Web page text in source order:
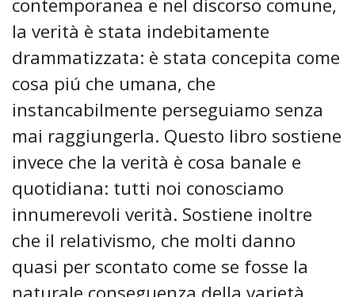
contemporanea e nel discorso comune,
la verità è stata indebitamente
drammatizzata: è stata concepita come
cosa piú che umana, che
instancabilmente perseguiamo senza
mai raggiungerla. Questo libro sostiene
invece che la verità è cosa banale e
quotidiana: tutti noi conosciamo
innumerevoli verità. Sostiene inoltre
che il relativismo, che molti danno
quasi per scontato come se fosse la